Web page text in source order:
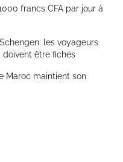
francs CFA par jour à
les voyageurs
être fichés
Maroc maintient son